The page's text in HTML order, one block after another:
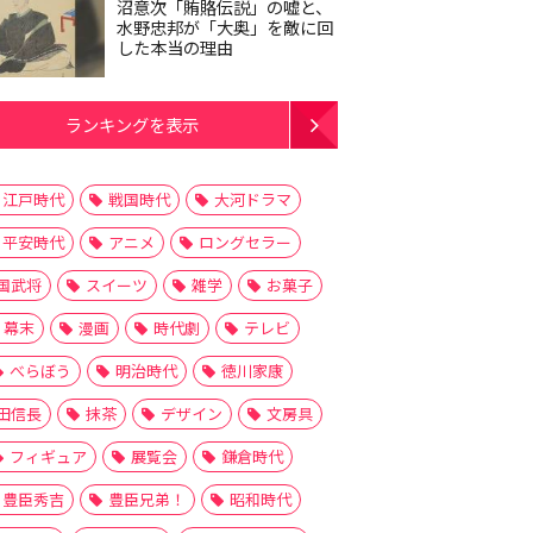
沼意次「賄賂伝説」の嘘と、
水野忠邦が「大奥」を敵に回
した本当の理由
ランキングを表示
江戸時代 戦国時代
大河ドラマ
平安時代
アニメ
ロングセラー
武将
スイーツ 雑学
お菓子
幕末
漫画 時代劇
テレビ
べらぼう
明治時代
徳川家康
信長
抹茶 デザイン
文房具
フィギュア
展覧会
鎌倉時代
豊臣秀吉
豊臣兄弟！
昭和時代